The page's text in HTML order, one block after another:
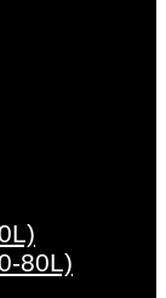
80L)